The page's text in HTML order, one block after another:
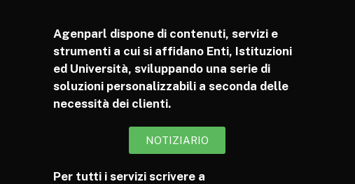
Agenparl dispone di contenuti, servizi e
strumenti a cui si affidano Enti, Istituzioni
ed Università, sviluppando una serie di
soluzioni personalizzabili a seconda delle
necessità dei clienti.
NOTIZIARIO
Per tutti i servizi scrivere a